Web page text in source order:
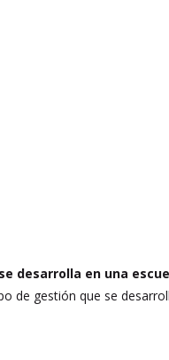
desarrolla en una
de gestión que se